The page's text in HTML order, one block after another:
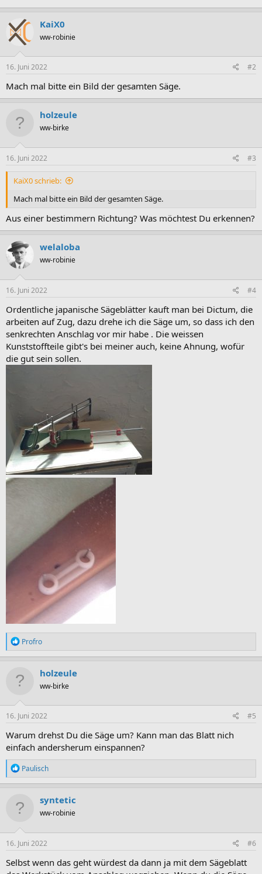
KaiX0
ww-robinie
16. Juni 2022 #2
Mach mal bitte ein Bild der gesamten Säge.
holzeule
ww-birke
16. Juni 2022 #3
KaiX0 schrieb:
Mach mal bitte ein Bild der gesamten Säge.
Aus einer bestimmern Richtung? Was möchtest Du erkennen?
welaloba
ww-robinie
16. Juni 2022 #4
Ordentliche japanische Sägeblätter kauft man bei Dictum, die
arbeiten auf Zug, dazu drehe ich die Säge um, so dass ich den
senkrechten Anschlag vor mir habe . Die weissen
Kunststoffteile gibt's bei meiner auch, keine Ahnung, wofür
die gut sein sollen.
R
e
a
t
n
e
:
Profro
holzeule
ww-birke
16. Juni 2022 #5
Warum drehst Du die Säge um? Kann man das Blatt nich
einfach andersherum einspannen?
R
e
a
t
n
e
:
Paulisch
syntetic
ww-robinie
16. Juni 2022 #6
Selbst wenn das geht würdest da dann ja mit dem Sägeblatt